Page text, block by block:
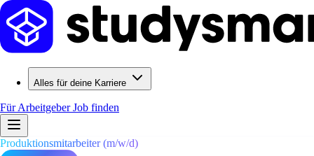
Alles für deine Karriere
Für ArbeitgeberJob finden
Produktionsmitarbeiter (m/w/d)